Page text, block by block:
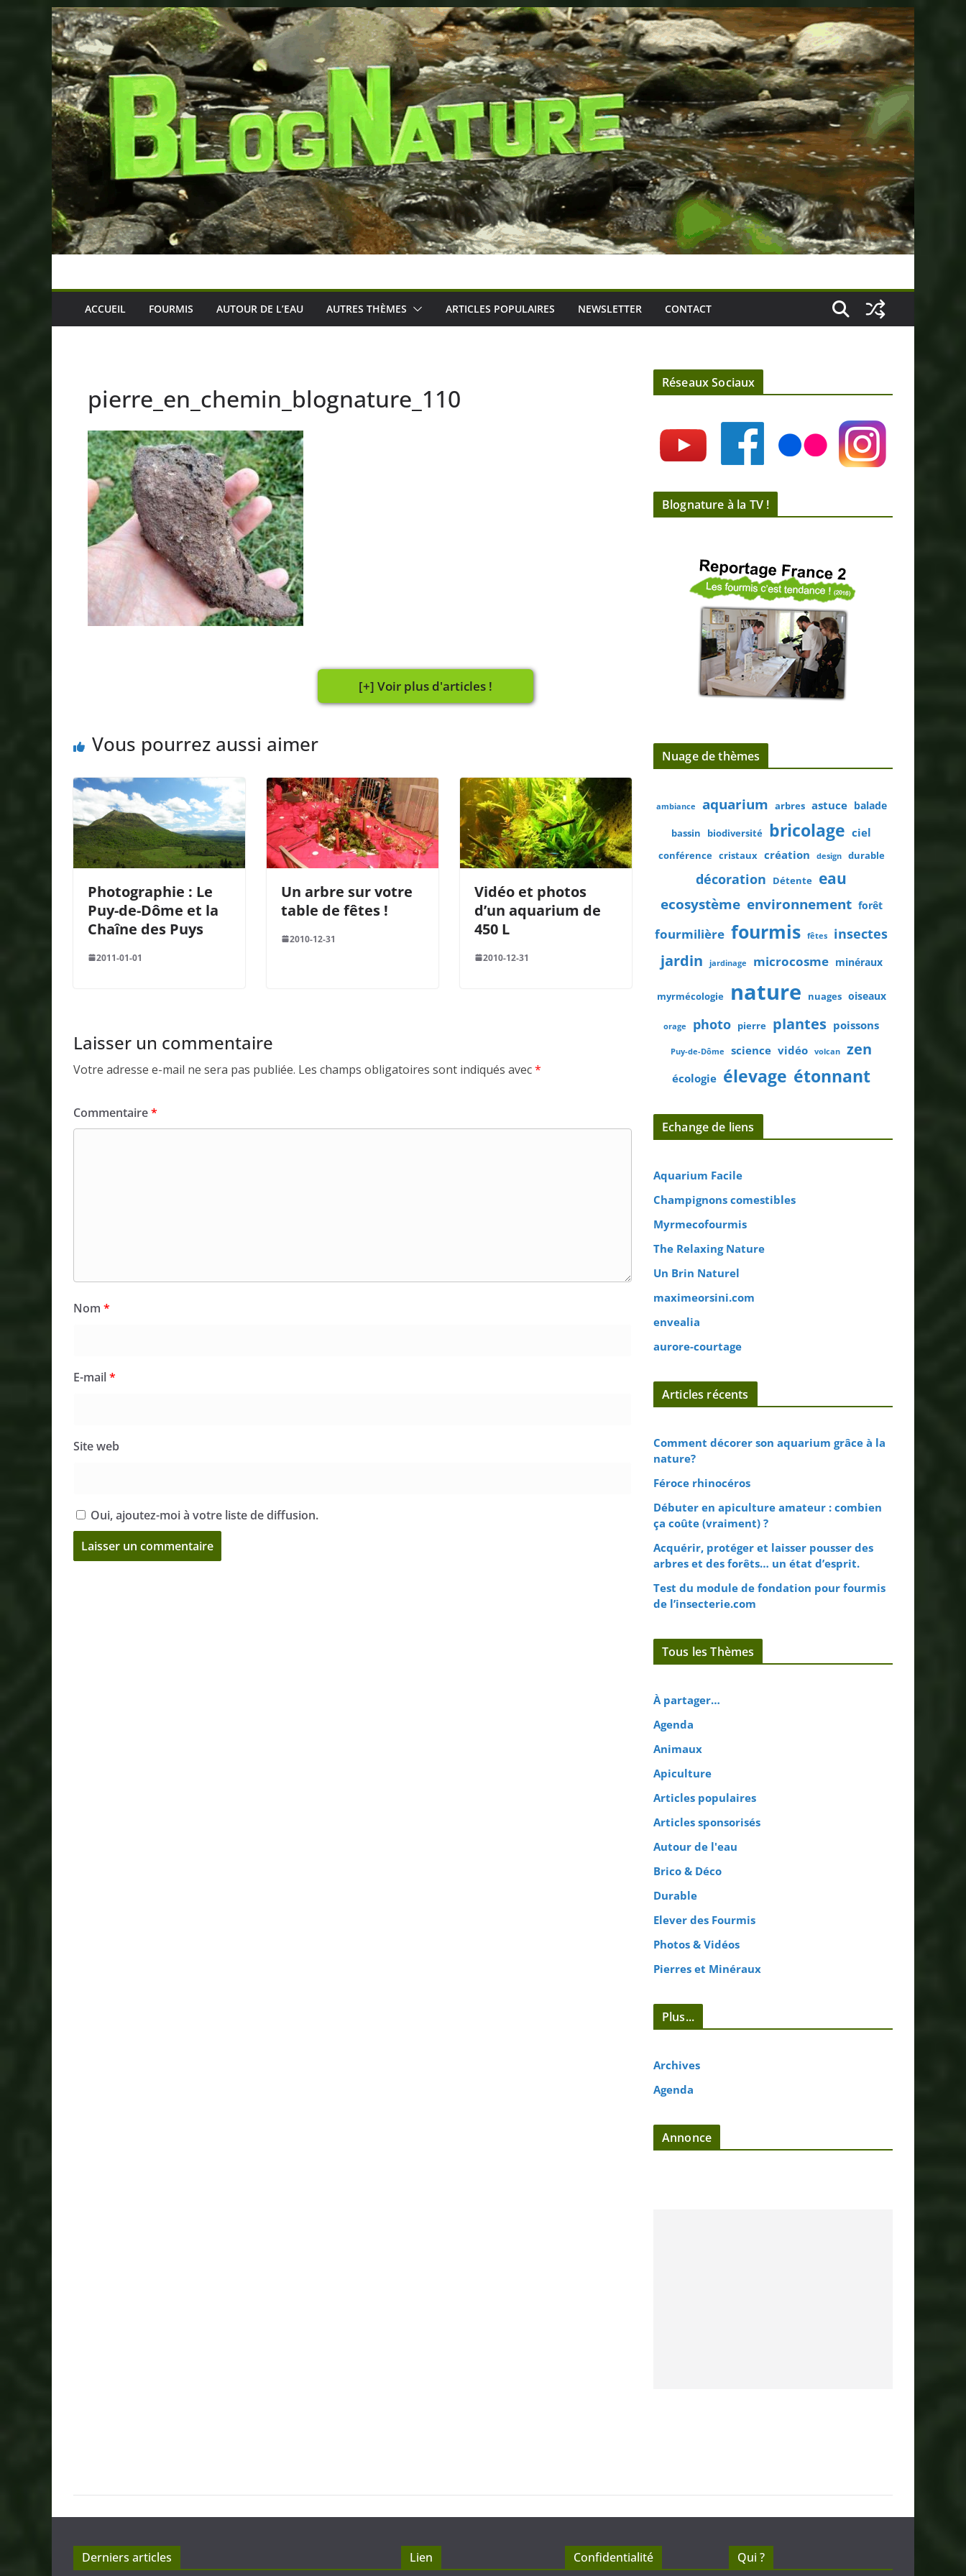
Passer
au
contenu
ACCUEIL FOURMIS AUTOUR DE L’EAU AUTRES THÈMES ARTICLES POPULAIRES NEWSLETTER CONTACT
pierre_en_chemin_blognature_110
Vous pourrez aussi aimer
Photographie : Le
Puy-de-Dôme et la
Chaîne des Puys
2011-01-01
Un arbre sur votre
table de fêtes !
2010-12-31
Vidéo et photos
d’un aquarium de
450 L
2010-12-31
Laisser un commentaire
Votre adresse e-mail ne sera pas publiée. Les champs obligatoires sont indiqués avec*
Commentaire*
Nom *
E-mail*
Site web
Oui, ajoutez-moi à votre liste de diffusion.
Réseaux Sociaux
Blognature à la TV !
Nuage de thèmes
ambiance aquarium arbres astuce balade
bassin biodiversité bricolage ciel
conférence cristaux création design durable
décoration Détente eau
ecosystème environnement forêt
fourmilière fourmis fêtes insectes
jardin jardinage microcosme minéraux
myrmécologie nature nuages oiseaux
orage photo pierre plantes poissons
Puy-de-Dôme science vidéo volcan zen
écologie élevage étonnant
Echange de liens
Aquarium Facile
Champignons comestibles
Myrmecofourmis
The Relaxing Nature
Un Brin Naturel
maximeorsini.com
envealia
aurore-courtage
Articles récents
Comment décorer son aquarium grâce à la
nature?
Féroce rhinocéros
Débuter en apiculture amateur : combien
ça coûte (vraiment) ?
Acquérir, protéger et laisser pousser des
arbres et des forêts… un état d’esprit.
Test du module de fondation pour fourmis
de l’insecterie.com
Tous les Thèmes
À partager…
Agenda
Animaux
Apiculture
Articles populaires
Articles sponsorisés
Autour de l'eau
Brico & Déco
Durable
Elever des Fourmis
Photos & Vidéos
Pierres et Minéraux
Plus...
Archives
Agenda
Annonce
Derniers articles Lien Confidentialité Qui ?